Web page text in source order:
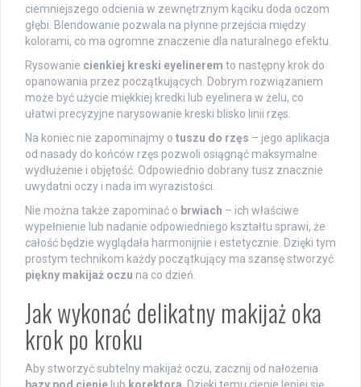
ciemniejszego odcienia w zewnętrznym kąciku doda oczom
głębi. Blendowanie pozwala na płynne przejścia między
kolorami, co ma ogromne znaczenie dla naturalnego efektu.
Rysowanie cienkiej kreski eyelinerem to następny krok do
opanowania przez początkujących. Dobrym rozwiązaniem
może być użycie miękkiej kredki lub eyelinera w żelu, co
ułatwi precyzyjne narysowanie kreski blisko linii rzęs.
Na koniec nie zapominajmy o tuszu do rzęs – jego aplikacja
od nasady do końców rzęs pozwoli osiągnąć maksymalne
wydłużenie i objętość. Odpowiednio dobrany tusz znacznie
uwydatni oczy i nada im wyrazistości.
Nie można także zapominać o brwiach – ich właściwe
wypełnienie lub nadanie odpowiedniego kształtu sprawi, że
całość będzie wyglądała harmonijnie i estetycznie. Dzięki tym
prostym technikom każdy początkujący ma szansę stworzyć
piękny makijaż oczu na co dzień.
Jak wykonać delikatny makijaż oka
krok po kroku
Aby stworzyć subtelny makijaż oczu, zacznij od nałożenia
bazy pod cienie lub korektora . Dzięki temu cienie lepiej się